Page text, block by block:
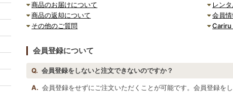
商品のお届けについて
レン
商品の返却について
会員
その他のご質問
Cariru
会員登録について
Q. 会員登録をしないと注文できないのですか？
A. 会員登録をせずにご注文いただくことが可能です。会員登録を